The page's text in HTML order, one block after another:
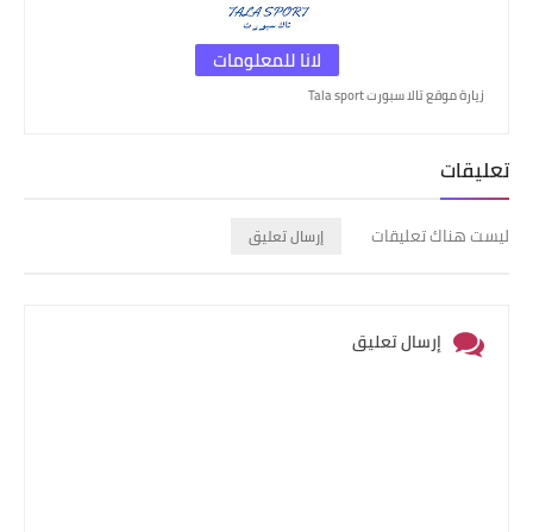
لانا للمعلومات
زيارة موقع تالا سبورت Tala sport
تعليقات
ليست هناك تعليقات إرسال تعليق
إرسال تعليق